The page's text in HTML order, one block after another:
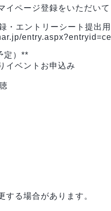
ページ登録をいただい
・エントリーシート提出
定）**
イベントお申込み
る場合があります。